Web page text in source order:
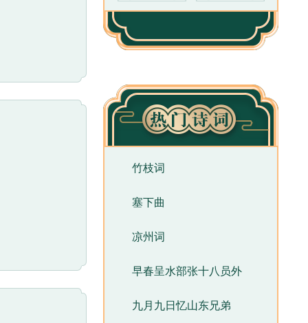
为“浑然一
代桂馥称
心情的表
，被流放夜
写，自然感
竹枝词
塞下曲
凉州词
早春呈水部张十八员外
九月九日忆山东兄弟